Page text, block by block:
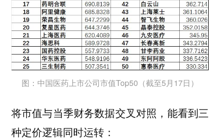
图：中国医药上市公司市值Top50（截至5月17日）
将市值与当季财务数据交叉对照，能看到三
种定价逻辑同时运转：